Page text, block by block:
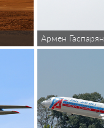
Армен Гаспарян